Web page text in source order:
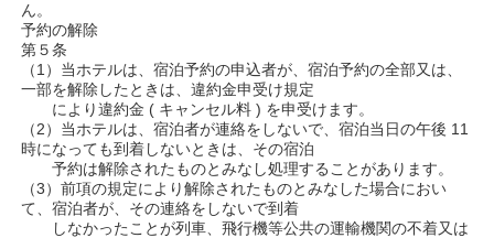
ん。
予約の解除
第５条
（1）当ホテルは、宿泊予約の申込者が、宿泊予約の全部又は、
一部を解除したときは、違約金申受け規定
により違約金 ( キャンセル料 ) を申受けます。
（2）当ホテルは、宿泊者が連絡をしないで、宿泊当日の午後 11
時になっても到着しないときは、その宿泊
予約は解除されたものとみなし処理することがあります。
（3）前項の規定により解除されたものとみなした場合におい
て、宿泊者が、その連絡をしないで到着
しなかったことが列車、飛行機等公共の運輸機関の不着又は